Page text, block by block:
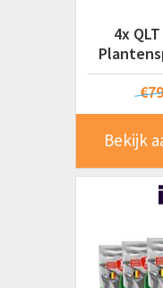
4x
Bekijk